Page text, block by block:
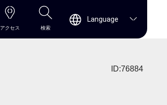
アクセス 検索
Language
ID:76884